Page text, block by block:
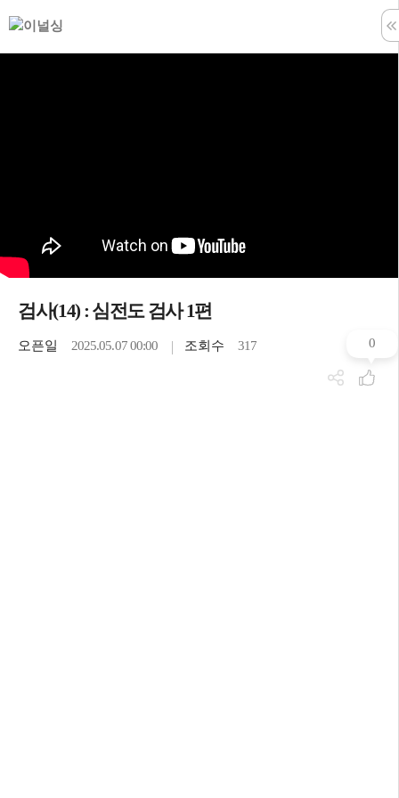
검사(14) : 심전도 검사 1편
오픈일 2025.05.07 00:00 조회수 317 0
학습창 나